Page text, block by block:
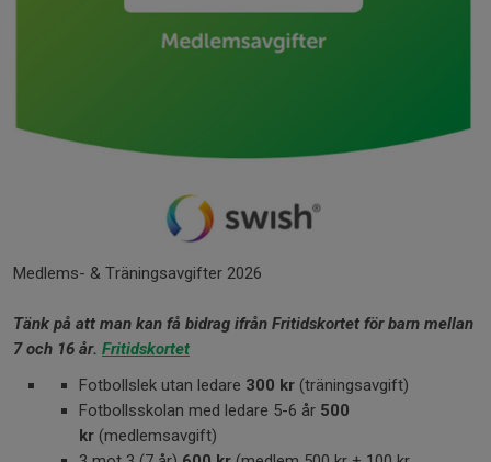
Medlems- & Träningsavgifter 2026
Tänk på att man kan få bidrag ifrån Fritidskortet för barn mellan
7 och 16 år. Fritidskortet
Fotbollslek utan ledare 300 kr (träningsavgift)
Fotbollsskolan med ledare 5-6 år 500
kr (medlemsavgift)